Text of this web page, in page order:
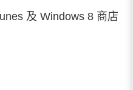
及 Windows 8 商店